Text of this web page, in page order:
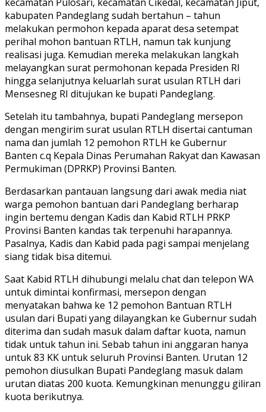
kabupaten Pandeglang sudah bertahun – tahun
melakukan permohon kepada aparat desa setempat
perihal mohon bantuan RTLH, namun tak kunjung
realisasi juga. Kemudian mereka melakukan langkah
melayangkan surat permohonan kepada Presiden RI
hingga selanjutnya keluarlah surat usulan RTLH dari
Mensesneg RI ditujukan ke bupati Pandeglang.
Setelah itu tambahnya, bupati Pandeglang mersepon
dengan mengirim surat usulan RTLH disertai cantuman
nama dan jumlah 12 pemohon RTLH ke Gubernur
Banten c.q Kepala Dinas Perumahan Rakyat dan Kawasan
Permukiman (DPRKP) Provinsi Banten.
Berdasarkan pantauan langsung dari awak media niat
warga pemohon bantuan dari Pandeglang berharap
ingin bertemu dengan Kadis dan Kabid RTLH PRKP
Provinsi Banten kandas tak terpenuhi harapannya.
Pasalnya, Kadis dan Kabid pada pagi sampai menjelang
siang tidak bisa ditemui.
Saat Kabid RTLH dihubungi melalu chat dan telepon WA
untuk dimintai konfirmasi, mersepon dengan
menyatakan bahwa ke 12 pemohon Bantuan RTLH
usulan dari Bupati yang dilayangkan ke Gubernur sudah
diterima dan sudah masuk dalam daftar kuota, namun
tidak untuk tahun ini. Sebab tahun ini anggaran hanya
untuk 83 KK untuk seluruh Provinsi Banten. Urutan 12
pemohon diusulkan Bupati Pandeglang masuk dalam
urutan diatas 200 kuota. Kemungkinan menunggu giliran
kuota berikutnya.